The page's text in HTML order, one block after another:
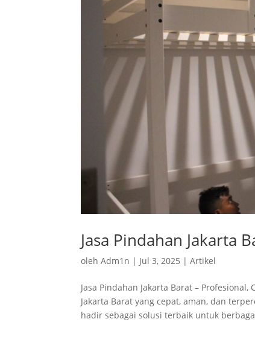
Jasa Pindahan Jakarta
olehAdm1n | Jul 3, 2025 |Artikel
Jasa Pindahan Jakarta Barat –
Jakarta Barat yang cepat, aman, dan
hadir sebagai solusi terbaik untuk